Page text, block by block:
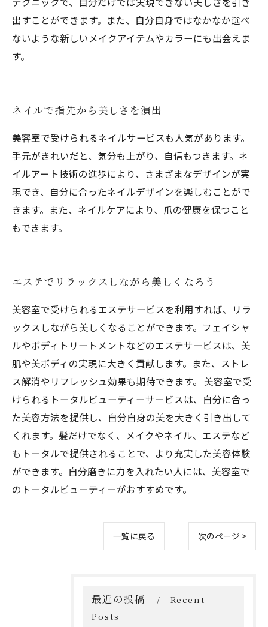
出すことができます。また、自分自身ではなかなか選べ
ないような新しいメイクアイテムやカラーにも出会えま
す。
ネイルで指先から美しさを演出
美容室で受けられるネイルサービスも人気があります。
手元がきれいだと、気分も上がり、自信もつきます。ネ
イルアート技術の進歩により、さまざまなデザインが実
現でき、自分に合ったネイルデザインを楽しむことがで
きます。また、ネイルケアにより、爪の健康を保つこと
もできます。
エステでリラックスしながら美しくなろう
美容室で受けられるエステサービスを利用すれば、リラ
ックスしながら美しくなることができます。フェイシャ
ルやボディトリートメントなどのエステサービスは、美
肌や美ボディの実現に大きく貢献します。また、ストレ
ス解消やリフレッシュ効果も期待できます。 美容室で受
けられるトータルビューティーサービスは、自分に合っ
た美容方法を提供し、自分自身の美を大きく引き出して
くれます。髪だけでなく、メイクやネイル、エステなど
もトータルで提供されることで、より充実した美容体験
ができます。自分磨きに力を入れたい人には、美容室で
のトータルビューティーがおすすめです。
一覧に戻る 次のページ >
最近の投稿
Recent
Posts